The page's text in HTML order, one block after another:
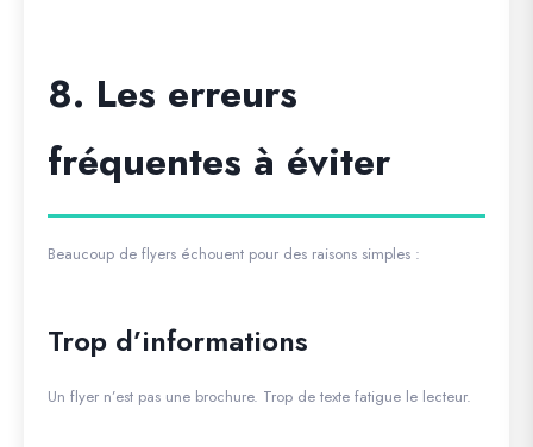
8. Les erreurs
fréquentes à éviter
Beaucoup de flyers échouent pour des raisons simples :
Trop d’informations
Un flyer n’est pas une brochure. Trop de texte fatigue le lecteur.